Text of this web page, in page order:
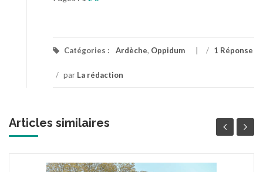
Catégories : Ardèche, Oppidum / 1 Réponse
/ par La rédaction
Articles similaires